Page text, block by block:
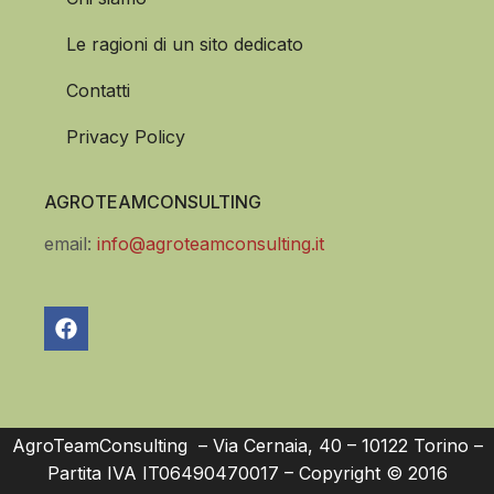
Le ragioni di un sito dedicato
Contatti
Privacy Policy
AGROTEAMCONSULTING
email: info@agroteamconsulting.it
AgroTeamConsulting – Via Cernaia, 40 – 10122 Torino –
Partita IVA IT06490470017 – Copyright © 2016